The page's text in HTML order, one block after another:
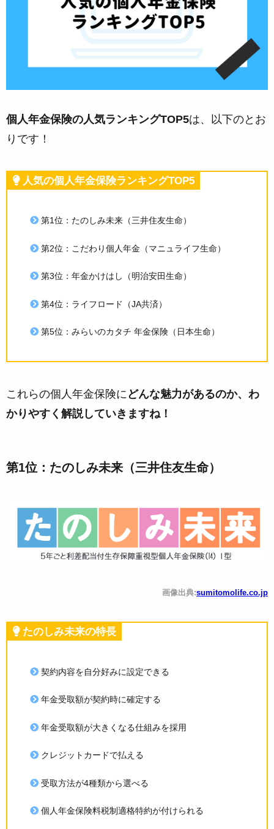
個人年金保険の人気ランキングTOP5は、以下のとお
りです！
人気の個人年金保険ランキングTOP5
第1位：たのしみ未来（三井住友生命）
第2位：こだわり個人年金（マニュライフ生命）
第3位：年金かけはし（明治安田生命）
第4位：ライフロード（JA共済）
第5位：みらいのカタチ 年金保険（日本生命）
これらの個人年金保険に どんな魅力があるのか、わ
かりやすく解説していきますね！
第1位：たのしみ未来（三井住友生命）
画像出典:sumitomolife.co.jp
たのしみ未来の特長
契約内容を自分好みに設定できる
年金受取額が契約時に確定する
年金受取額が大きくなる仕組みを採用
クレジットカードで払える
受取方法が4種類から選べる
個人年金保険料税制適格特約が付けられる